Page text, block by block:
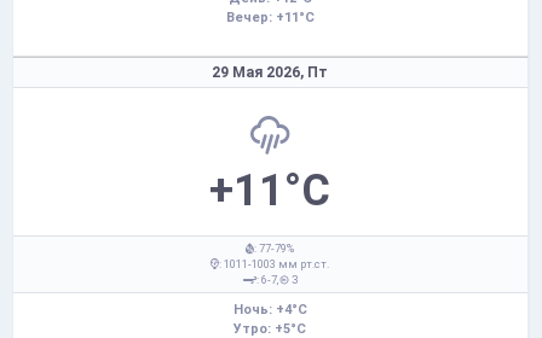
Вечер: +11°C
29 Мая 2026, Пт
+11°C
: 77-79%
: 1011-1003 мм рт.ст.
: 6-7,
З
Ночь: +4°C
Утро: +5°C